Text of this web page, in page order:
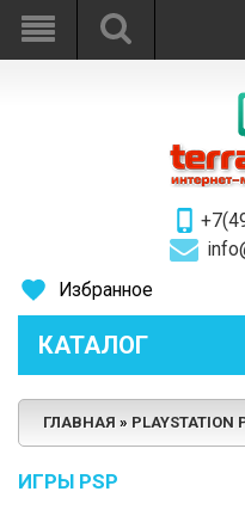
Избранное
КАТАЛОГ
ГЛАВНАЯ PLAYSTATION
ИГРЫ PSP